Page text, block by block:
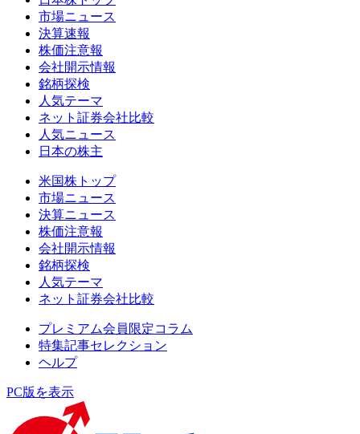
市場ニュース
決算速報
株価注意報
会社開示情報
銘柄探検
人気テーマ
ネット証券会社比較
人気ニュース
日本の株主
米国株トップ
市場ニュース
決算ニュース
株価注意報
会社開示情報
銘柄探検
人気テーマ
ネット証券会社比較
プレミアム会員限定コラム
特集記事セレクション
ヘルプ
PC版を表示